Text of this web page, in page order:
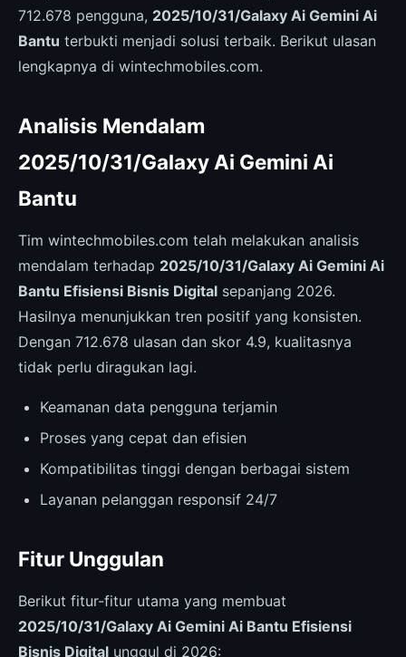
712.678 pengguna, 2025/10/31/Galaxy Ai Gemini Ai
Bantu terbukti menjadi solusi terbaik. Berikut ulasan
lengkapnya di wintechmobiles.com.
Analisis Mendalam
2025/10/31/Galaxy Ai Gemini Ai
Bantu
Tim wintechmobiles.com telah melakukan analisis
mendalam terhadap 2025/10/31/Galaxy Ai Gemini Ai
Bantu Efisiensi Bisnis Digital sepanjang 2026.
Hasilnya menunjukkan tren positif yang konsisten.
Dengan 712.678 ulasan dan skor 4.9, kualitasnya
tidak perlu diragukan lagi.
Keamanan data pengguna terjamin
Proses yang cepat dan efisien
Kompatibilitas tinggi dengan berbagai sistem
Layanan pelanggan responsif 24/7
Fitur Unggulan
Berikut fitur-fitur utama yang membuat
2025/10/31/Galaxy Ai Gemini Ai Bantu Efisiensi
Bisnis Digital unggul di 2026: